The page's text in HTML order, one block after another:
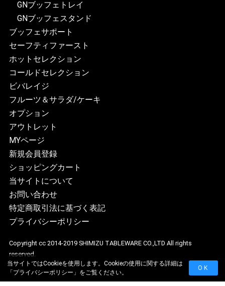
当サイトではCookieを使用します。Cookieの使用に関する詳細は
「 プライバシーポリシー 」をご覧ください。
OK
GNブッフェトレイ
GNブッフェスタンド
ブッフェサポート
セーフティファースト
ホットセレクション
コールドセレクション
ビバレイジ
フルーツ＆サラダ/ケーキ
オプション
アウトレット
MYページ
新規会員登録
ショッピングカート
当サイトについて
お問い合わせ
特定商取引法に基づく表記
プライバシーポリシー
Copyright cc 2014-2019 SHIMIZU TABLEWARE CO.,LTD All rights
reserved.